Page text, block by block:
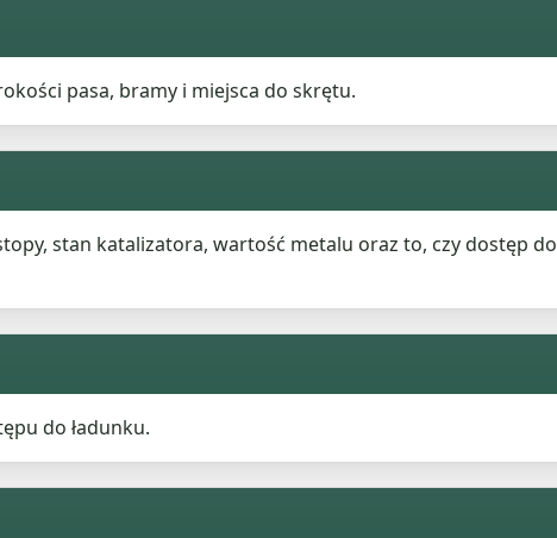
pasa, bramy i miejsca do skrętu.
stan katalizatora, wartość metalu oraz to, czy dostęp do
do ładunku.